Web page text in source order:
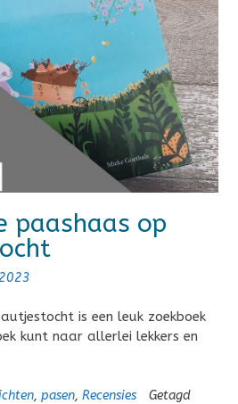
paashaas op
is een leuk zoekboek
kunt naar allerlei lekkers en
, pasen, Recensies
Getagd